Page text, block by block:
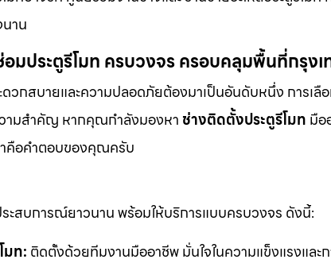
าน
มประตูรีโมท ครบวงจร ครอบคลุมพื้นที่กรุงเ
วกสบายและความปลอดภัยต้องมาเป็นอันดับหนึ่ง การเลือ
ามสำคัญ หากคุณกำลังมองหา ช่างติดตั้งประตูรีโมท มือ
าคือคำตอบของคุณครับ
ะสบการณ์ยาวนาน พร้อมให้บริการแบบครบวงจร ดังนี้:
มท: ติดตั้งด้วยทีมงานมืออาชีพ มั่นใจในความแข็งแรงและ